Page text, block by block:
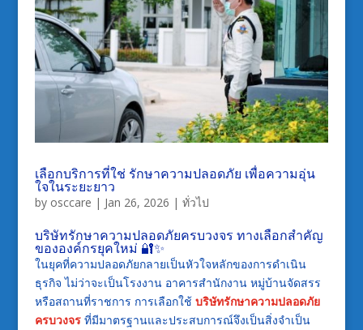
เลือกบริการที่ใช่ รักษาความปลอดภัย เพื่อความอุ่น
ใจในระยะยาว
by osccare | Jan 26, 2026 | ทั่วไป
บริษัทรักษาความปลอดภัยครบวงจร ทางเลือกสำคัญ
ขององค์กรยุคใหม่ 🔐✨
ในยุคที่ความปลอดภัยกลายเป็นหัวใจหลักของการดำเนิน
ธุรกิจ ไม่ว่าจะเป็นโรงงาน อาคารสำนักงาน หมู่บ้านจัดสรร
หรือสถานที่ราชการ การเลือกใช้ บริษัทรักษาความปลอดภัย
ครบวงจรที่มีมาตรฐานและประสบการณ์จึงเป็นสิ่งจำเป็น